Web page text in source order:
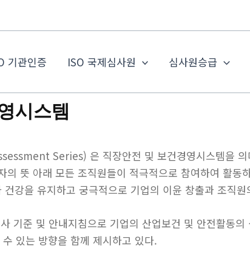
기관인증 ISO 국제심사원 심사원승급
시스템
Series) 은 직장안전 및 보건경영시스템을 의
뜻 아래 모든 조직원들이 적극적으로 참여하여 활동
강을 유지하고 궁극적으로 기업의 이윤 창출과 조직
기준 및 안내지침으로 기업의 산업보건 및 안전활동
있는 방향을 함께 제시하고 있다.